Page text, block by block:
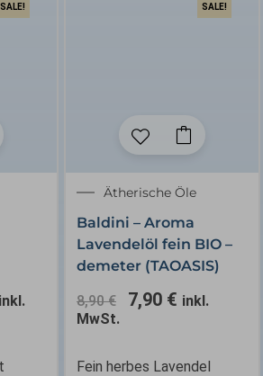
SALE!
inkl.
SALE!
Ätherische Öle
Baldini – Aroma
Lavendelöl fein BIO –
demeter (TAOASIS)
8,90€
Ursprünglicher
Preis
war:
8,90 €
7,90 €
Aktueller
ist:
7,90 €.
inkl.
MwSt.
Fein herbes Lavendel